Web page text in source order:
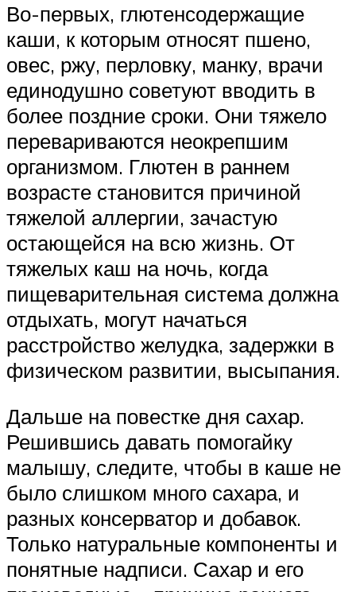
Во-первых, глютенсодержащие
каши, к которым относят пшено,
овес, ржу, перловку, манку, врачи
единодушно советуют вводить в
более поздние сроки. Они тяжело
перевариваются неокрепшим
организмом. Глютен в раннем
возрасте становится причиной
тяжелой аллергии, зачастую
остающейся на всю жизнь. От
тяжелых каш на ночь, когда
пищеварительная система должна
отдыхать, могут начаться
расстройство желудка, задержки в
физическом развитии, высыпания.
Дальше на повестке дня сахар.
Решившись давать помогайку
малышу, следите, чтобы в каше не
было слишком много сахара, и
разных консерватор и добавок.
Только натуральные компоненты и
понятные надписи. Сахар и его